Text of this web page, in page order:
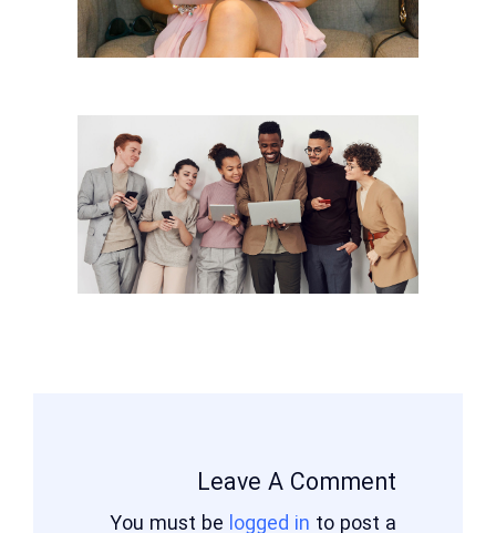
Leave A Comment
You must be logged in to post a